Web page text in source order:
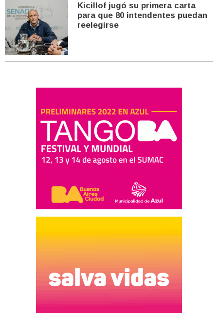
Kicillof jugó su primera carta
para que 80 intendentes puedan
reelegirse